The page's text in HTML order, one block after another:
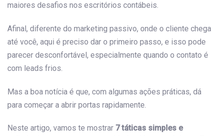
maiores desafios nos escritórios contábeis.
Afinal, diferente do marketing passivo, onde o cliente chega
até você, aqui é preciso dar o primeiro passo, e isso pode
parecer desconfortável, especialmente quando o contato é
com leads frios.
Mas a boa notícia é que, com algumas ações práticas, dá
para começar a abrir portas rapidamente.
Neste artigo, vamos te mostrar 7 táticas simples e